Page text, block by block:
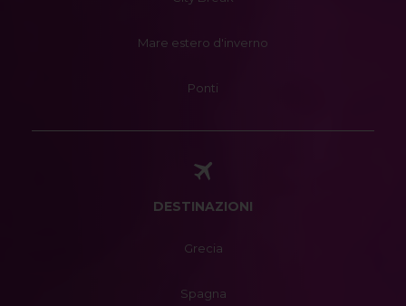
Mare estero d'inverno
Ponti
DESTINAZIONI
Grecia
Spagna